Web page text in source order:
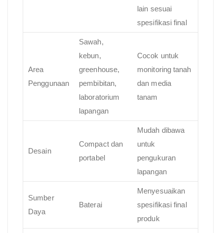
lain sesuai
spesifikasi final
Area
Penggunaan
Sawah,
kebun,
greenhouse,
pembibitan,
laboratorium
lapangan
Cocok untuk
monitoring tanah
dan media
tanam
Desain
Compact dan
portabel
Mudah dibawa
untuk
pengukuran
lapangan
Sumber
Daya
Baterai
Menyesuaikan
spesifikasi final
produk